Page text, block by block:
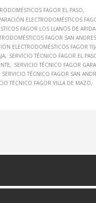
FAGOR EL PASO
ELECTRODOMÉSTICOS
FAGOR LOS LLANOS DE
FAGOR SAN
ELECTRODOMÉSTICOS FAGOR
SERVICIO TÉCNICO FAGOR EL
SERVICIO TÉCNICO FAGOR
SERVICIO TÉCNICO FAGOR SAN
TÉCNICO FAGOR VILLA DE MAZO